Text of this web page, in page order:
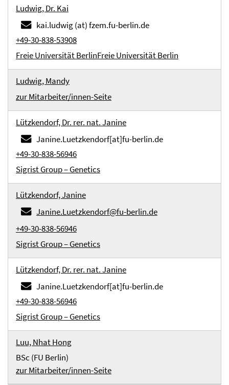
Ludwig, Dr. Kai
kai.ludwig (at) fzem.fu-berlin.de
+49-30-838-53908
Freie Universität BerlinFreie Universität Berlin
Ludwig, Mandy
zur Mitarbeiter/innen-Seite
Lützkendorf, Dr. rer. nat. Janine
Janine.Luetzkendorf[at]fu-berlin.de
+49-30-838-56946
Sigrist Group – Genetics
Lützkendorf, Janine
Janine.Luetzkendorf@fu-berlin.de
+49-30-838-56946
Sigrist Group – Genetics
Lützkendorf, Dr. rer. nat. Janine
Janine.Luetzkendorf[at]fu-berlin.de
+49-30-838-56946
Sigrist Group – Genetics
Luu, Nhat Hong
BSc (FU Berlin)
zur Mitarbeiter/innen-Seite